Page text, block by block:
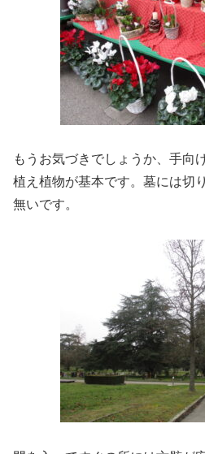
もうお気づきでしょうか、手向
植え植物が基本です。墓には切
無いです。